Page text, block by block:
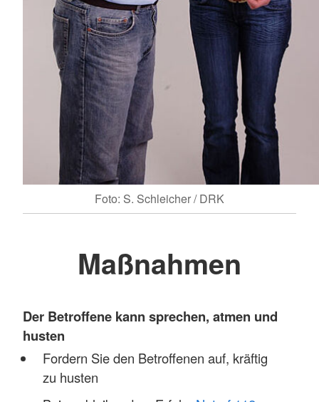
Foto: S. Schleicher / DRK
Maßnahmen
Der Betroffene kann sprechen, atmen und
husten
Fordern Sie den Betroffenen auf, kräftig
zu husten